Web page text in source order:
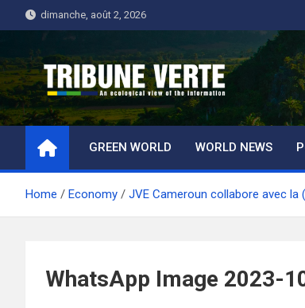
to
dimanche, août 2, 2026
Tribune Verte
Un regard écologique de l'information
GREEN WORLD WORLD NEWS
Home Economy JVE Cameroun collabore avec
WhatsApp Image 2023-